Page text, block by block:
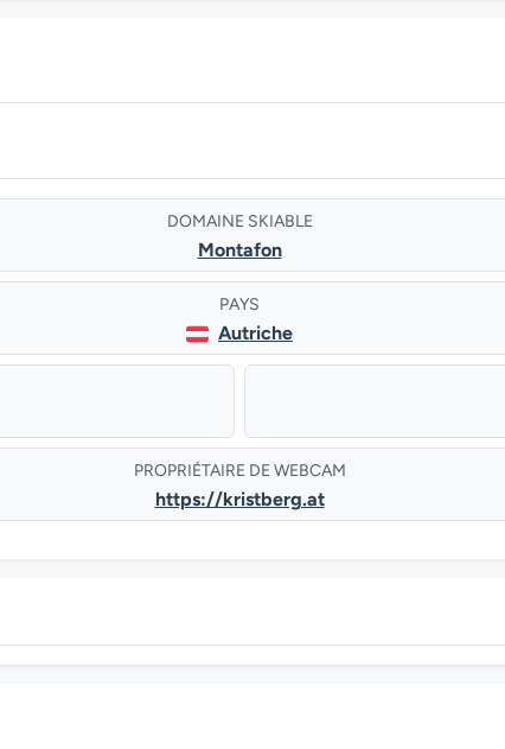
DOMAINE SKIABLE
Montafon
PAYS
Autriche
PROPRIÉTAIRE DE WEBCAM
https://kristberg.at